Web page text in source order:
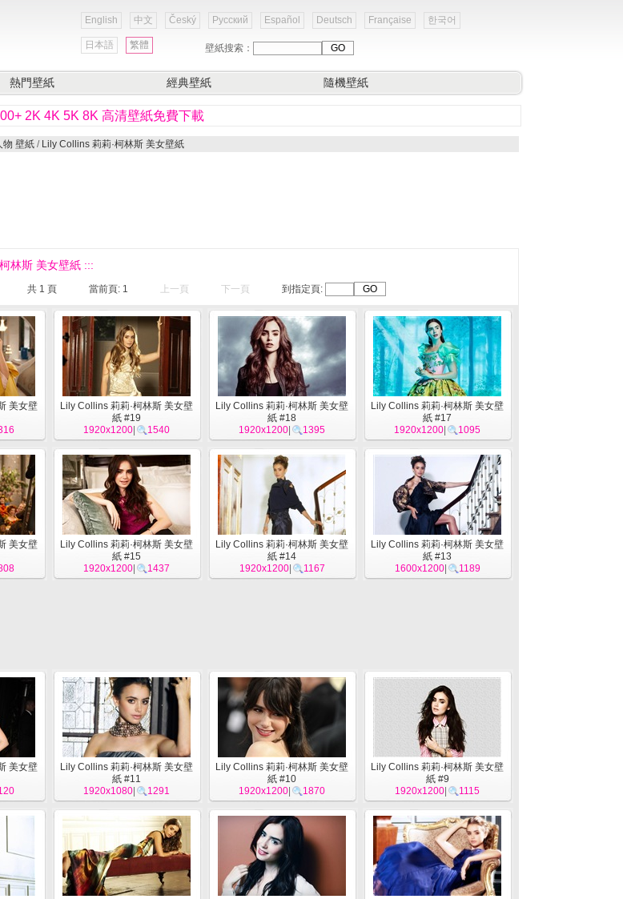
English 中文 Český Русский Español Deutsch Française 한국어
日本語 繁體 壁紙搜索：
熱門壁紙 經典壁紙 隨機壁紙
2K 4K 5K 8K 高清壁紙免費下載
物 壁紙 / Lily Collins 莉莉·柯林斯 美女壁紙
林斯 美女壁紙 :::
共 1 頁 當前頁: 1 上一頁 下一頁 到指定頁:
美女壁
Lily Collins 莉莉·柯林斯 美女壁
紙 #19
1920x1200
1540
Lily Collins 莉莉·柯林斯 美女壁
紙 #18
1920x1200
1395
Lily Collins 莉莉·柯林斯 美女壁
紙 #17
1920x1200
1095
美女壁
Lily Collins 莉莉·柯林斯 美女壁
紙 #15
1920x1200
1437
Lily Collins 莉莉·柯林斯 美女壁
紙 #14
1920x1200| 1167
Lily Collins 莉莉·柯林斯 美女壁
紙 #13
1600x1200| 1189
美女壁
Lily Collins 莉莉·柯林斯 美女壁
紙 #11
1920x1080
1291
Lily Collins 莉莉·柯林斯 美女壁
紙 #10
1920x1200
1870
Lily Collins 莉莉·柯林斯 美女壁
紙 #9
1920x1200
1115